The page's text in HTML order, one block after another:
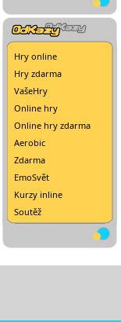
Hry online
Hry zdarma
VašeHry
Online hry
Online hry zdarma
Aerobic
Zdarma
EmoSvět
Kurzy inline
Soutěž